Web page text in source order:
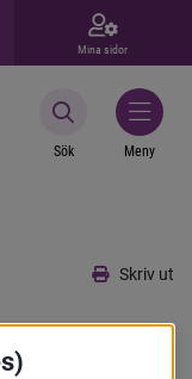
Mina sidor
Sök Meny
Skriv ut
ska